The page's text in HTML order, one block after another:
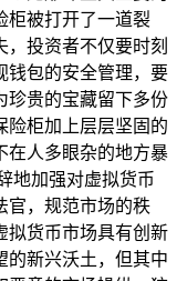
柜被打开了一道裂
投资者不仅要时刻
钱包的安全管理，要
珍贵的宝藏留下多份
险柜加上层层坚固的
在人多眼杂的地方暴
地加强对虚拟货币
官，规范市场的秩
拟货币市场具有创新
的新兴沃土，但其中